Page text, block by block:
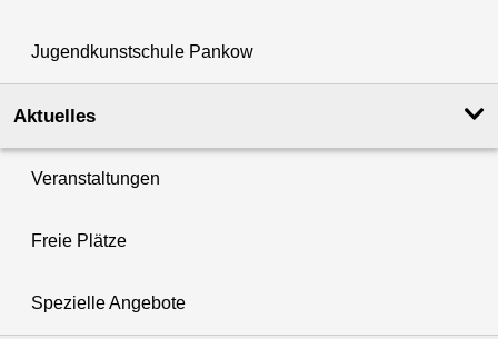
Jugendkunstschule Pankow
Aktuelles
Veranstaltungen
Freie Plätze
Spezielle Angebote